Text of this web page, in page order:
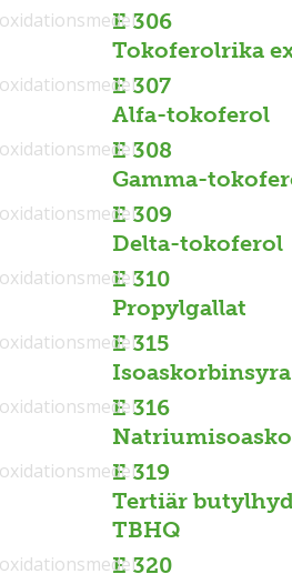
E 306
Tokoferolrika
E 307
Alfa-tokoferol
E 308
Gamma-
E 309
Delta-tokoferol
E 310
Propylgallat
E 315
Isoaskorbinsyra
E 316
E 319
Tertiär
TBHQ
E 320